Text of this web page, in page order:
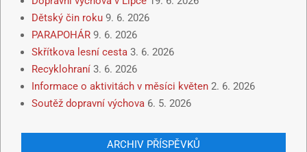
Dětský čin roku 9. 6. 2026
PARAPOHÁR 9. 6. 2026
Skřítkova lesní cesta 3. 6. 2026
Recyklohraní 3. 6. 2026
Informace o aktivitách v měsíci květen 2. 6. 2026
Soutěž dopravní výchova 6. 5. 2026
ARCHIV PŘÍSPĚVKŮ